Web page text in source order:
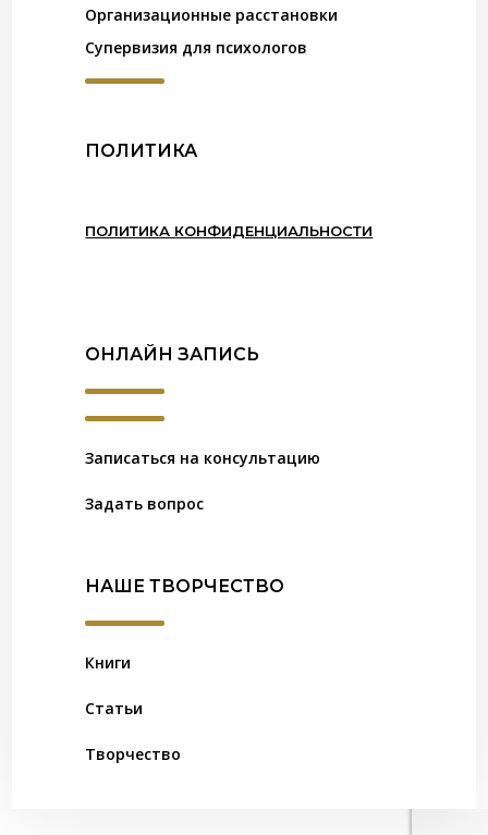
Организационные расстановки
Супервизия для психологов
ПОЛИТИКА
ПОЛИТИКА КОНФИДЕНЦИАЛЬНОСТИ
ОНЛАЙН ЗАПИСЬ
Записаться на консультацию
Задать вопрос
НАШЕ ТВОРЧЕСТВО
Книги
Статьи
Творчество